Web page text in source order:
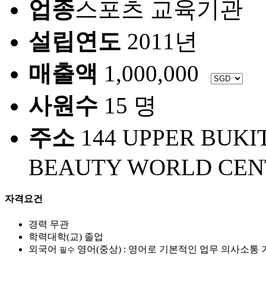
업종스포츠 교육기관
설립연도 2011년
매출액 1,000,000
사원수 15 명
주소 144 UPPER
BEAUTY WORLD
자격요건
경력 무관
학력대학(교) 졸업
외국어 필수 영어(중상) : 영어로 기본적인 업무 의사소통